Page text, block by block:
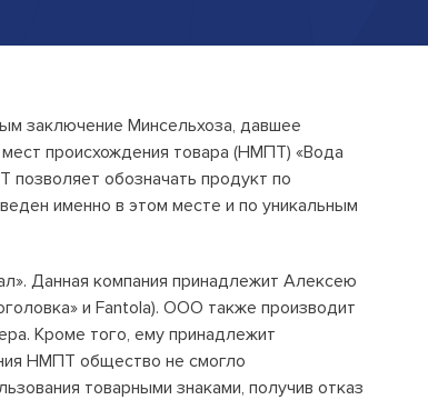
Пользовательское соглашение
Сведения об образовательной
Договор-оферта
Согласие на обработку персональных
данных для регистрации на сайте
Согласие на обработку персональных
заключение Минсельхоза, давшее
происхождения товара (НМПТ) «Вода
обозначать продукт по
именно в этом месте и по уникальным
Данная компания принадлежит Алексею
и Fantola). ООО также производит
Кроме того, ему принадлежит
НМПТ общество не смогло
товарными знаками, получив отказ